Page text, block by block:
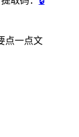
点一点文